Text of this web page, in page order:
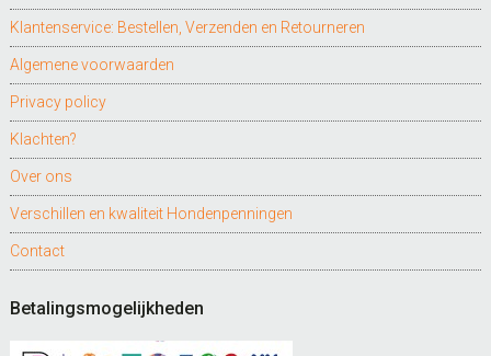
Klantenservice: Bestellen, Verzenden en Retourneren
Algemene voorwaarden
Privacy policy
Klachten?
Over ons
Verschillen en kwaliteit Hondenpenningen
Contact
Betalingsmogelijkheden